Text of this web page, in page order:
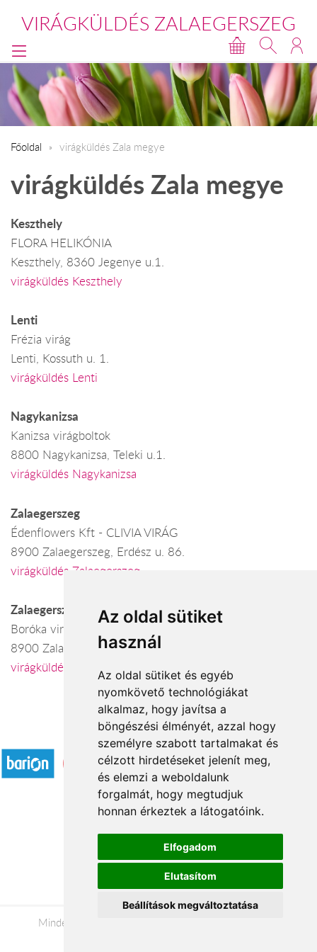
Az oldal sütiket
használ
Az oldal sütiket és egyéb
nyomkövető technológiákat
alkalmaz, hogy javítsa a
böngészési élményét, azzal hogy
személyre szabott tartalmakat és
célzott hirdetéseket jelenít meg,
és elemzi a weboldalunk
forgalmát, hogy megtudjuk
honnan érkeztek a látogatóink.
Elfogadom
Elutasítom
Beállítások megváltoztatása
VIRÁGKÜLDÉS ZALAEGERSZEG
Főoldal virágküldés Zala megye
virágküldés Zala megye
Keszthely
FLORA HELIKÓNIA
Keszthely, 8360 Jegenye u.1.
virágküldés Keszthely
Lenti
Frézia virág
Lenti, Kossuth u. 1.
virágküldés Lenti
Nagykanizsa
Kanizsa virágboltok
8800 Nagykanizsa, Teleki u.1.
virágküldés Nagykanizsa
Zalaegerszeg
Édenflowers Kft - CLIVIA VIRÁG
8900 Zalaegerszeg, Erdész u. 86.
virágküldés Zalaegerszeg
Zalaegerszeg
Boróka virág
8900 Zalaegerszeg, Kossuth L. u.19-23
virágküldés Zalaegerszeg
Elfogadott fizetési módok
Á.SZ.F.
Impresszum
Adatkezelési tájékoztató
Minden jog fenntartva © 2026 |